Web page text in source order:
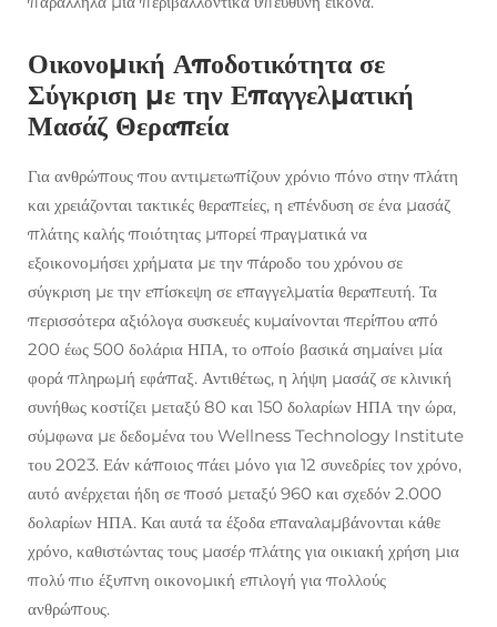
Οικονομική Αποδοτικότητα σε
Σύγκριση με την Επαγγελματική
Μασάζ Θεραπεία
Για ανθρώπους που αντιμετωπίζουν χρόνιο πόνο στην πλάτη
και χρειάζονται τακτικές θεραπείες, η επένδυση σε ένα μασάζ
πλάτης καλής ποιότητας μπορεί πραγματικά να
εξοικονομήσει χρήματα με την πάροδο του χρόνου σε
σύγκριση με την επίσκεψη σε επαγγελματία θεραπευτή. Τα
περισσότερα αξιόλογα συσκευές κυμαίνονται περίπου από
200 έως 500 δολάρια ΗΠΑ, το οποίο βασικά σημαίνει μία
φορά πληρωμή εφάπαξ. Αντιθέτως, η λήψη μασάζ σε κλινική
συνήθως κοστίζει μεταξύ 80 και 150 δολαρίων ΗΠΑ την ώρα,
σύμφωνα με δεδομένα του Wellness Technology Institute
του 2023. Εάν κάποιος πάει μόνο για 12 συνεδρίες τον χρόνο,
αυτό ανέρχεται ήδη σε ποσό μεταξύ 960 και σχεδόν 2.000
δολαρίων ΗΠΑ. Και αυτά τα έξοδα επαναλαμβάνονται κάθε
χρόνο, καθιστώντας τους μασέρ πλάτης για οικιακή χρήση μια
πολύ πιο έξυπνη οικονομική επιλογή για πολλούς
ανθρώπους.